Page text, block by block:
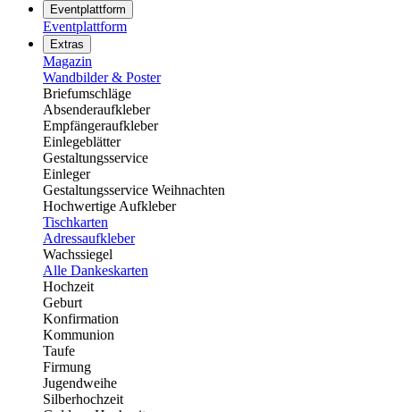
Eventplattform
Eventplattform
Extras
Magazin
Wandbilder & Poster
Briefumschläge
Absenderaufkleber
Empfängeraufkleber
Einlegeblätter
Gestaltungsservice
Einleger
Gestaltungsservice Weihnachten
Hochwertige Aufkleber
Tischkarten
Adressaufkleber
Wachssiegel
Alle Dankeskarten
Hochzeit
Geburt
Konfirmation
Kommunion
Taufe
Firmung
Jugendweihe
Silberhochzeit